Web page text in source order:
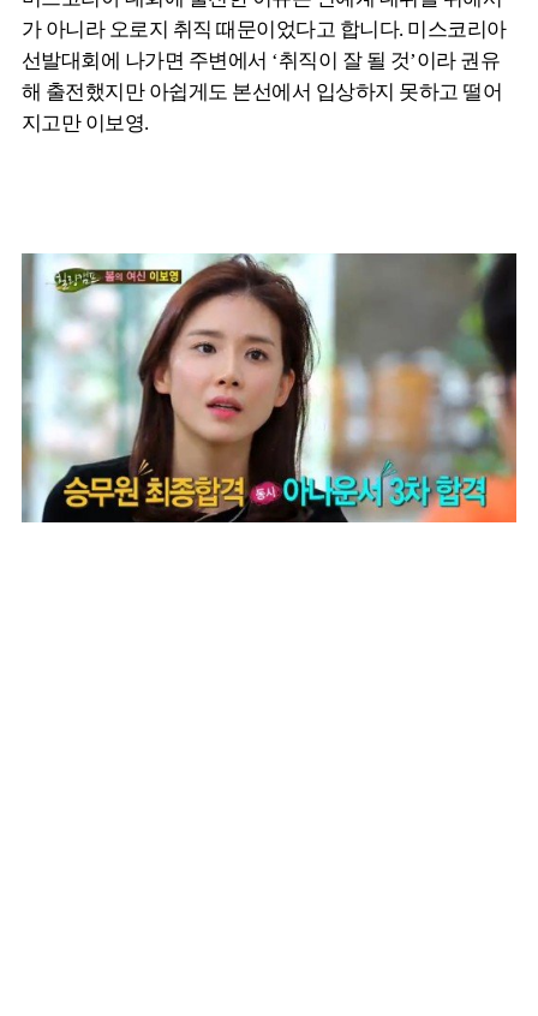
가 아니라 오로지 취직 때문이었다고 합니다. 미스코리아
선발대회에 나가면 주변에서 ‘취직이 잘 될 것’이라 권유
해 출전했지만 아쉽게도 본선에서 입상하지 못하고 떨어
지고만 이보영.